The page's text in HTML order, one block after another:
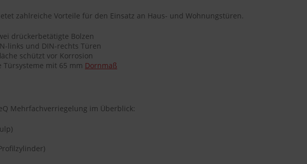
zahlreiche Vorteile für den Einsatz an Haus- und Wohnungstüren.
drückerbetätigte Bolzen
links und DIN-rechts Türen
schützt vor Korrosion
Türsysteme mit 65 mm Dornmaß
Mehrfachverriegelung im Überblick: